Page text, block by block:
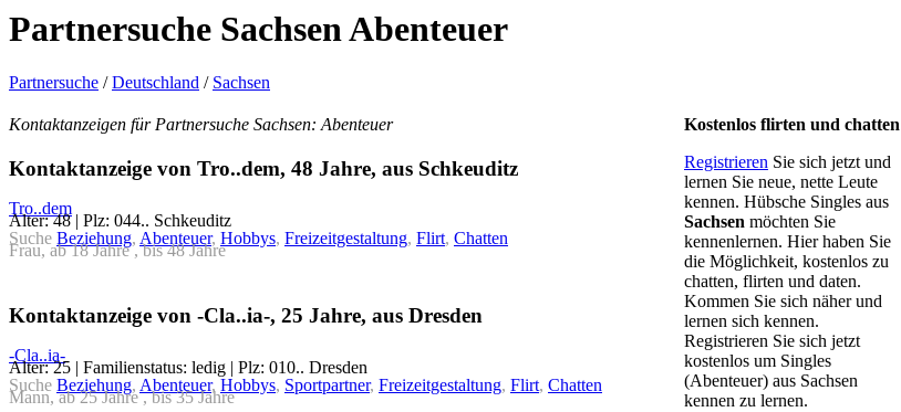
Partnersuche Sachsen Abenteuer
Partnersuche /Deutschland / Sachsen
Kostenlos flirten und chatten
Registrieren Sie sich jetzt und
lernen Sie neue, nette Leute
kennen. Hübsche Singles aus
Sachsen möchten Sie
kennenlernen. Hier haben Sie
die Möglichkeit, kostenlos zu
chatten, flirten und daten.
Kommen Sie sich näher und
lernen sich kennen.
Registrieren Sie sich jetzt
kostenlos um Singles
(Abenteuer) aus Sachsen
kennen zu lernen.
Kontaktanzeigen für Partnersuche Sachsen: Abenteuer
Kontaktanzeige von Tro..dem, 48 Jahre, aus Schkeuditz
Tro..dem
Alter: 48 | Plz: 044.. Schkeuditz
Suche Beziehung, Abenteuer, Hobbys, Freizeitgestaltung, Flirt, Chatten
Frau, ab 18 Jahre , bis 48 Jahre
Kontaktanzeige von -Cla..ia-, 25 Jahre, aus Dresden
-Cla..ia-
Alter: 25 | Familienstatus: ledig | Plz: 010.. Dresden
Suche Beziehung, Abenteuer, Hobbys, Sportpartner, Freizeitgestaltung, Flirt, Chatten
Mann, ab 25 Jahre , bis 35 Jahre